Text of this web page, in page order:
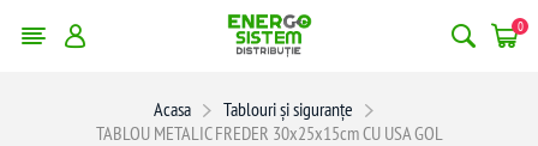
0
Acasa
Tablouri și siguranțe
TABLOU METALIC FREDER 30x25x15cm CU USA GOL